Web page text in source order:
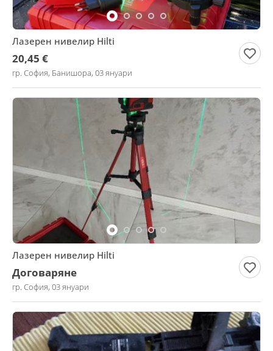
Лазерен нивелир Hilti
20,45 €
гр. София, Банишора, 03 януари
Лазерен нивелир Hilti
Договаряне
гр. София, 03 януари